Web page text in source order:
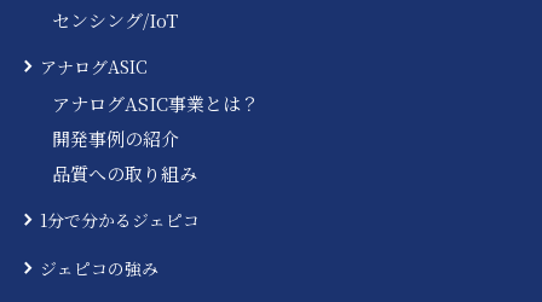
センシング/IoT
アナログASIC
アナログASIC事業とは？
開発事例の紹介
品質への取り組み
1分で分かるジェピコ
ジェピコの強み